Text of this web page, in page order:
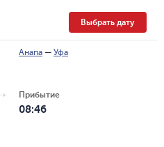
Выбрать дату
Анапа — Уфа
Прибытие
08:46